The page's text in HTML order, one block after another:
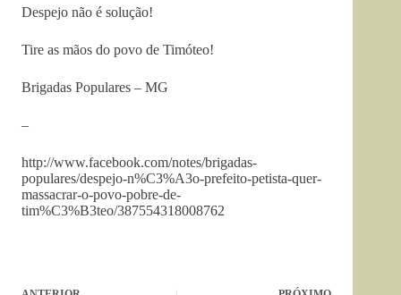
Despejo não é solução!
Tire as mãos do povo de Timóteo!
Brigadas Populares – MG
–
http://www.facebook.com/notes/brigadas-
populares/despejo-n%C3%A3o-prefeito-petista-quer-
massacrar-o-povo-pobre-de-
tim%C3%B3teo/387554318008762